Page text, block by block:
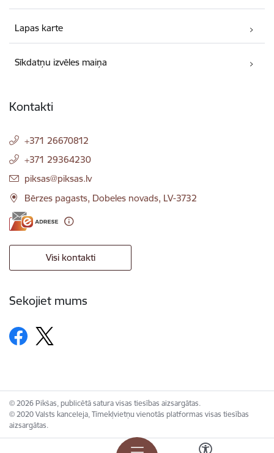
Lapas karte
Sīkdatņu izvēles maiņa
Kontakti
+371 26670812
+371 29364230
E-pasts:
piksas@piksas.lv
Bērzes pagasts, Dobeles novads, LV-3732
Visi kontakti
Sekojiet mums
© 2026 Pikšas, publicētā satura visas tiesības aizsargātas.
© 2020 Valsts kanceleja, Tīmekļvietņu vienotās platformas visas tiesības
aizsargātas.